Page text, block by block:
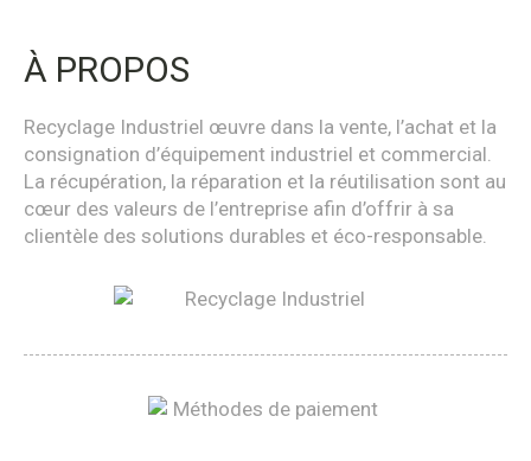
À PROPOS
Recyclage Industriel œuvre dans la vente, l’achat et la
consignation d’équipement industriel et commercial.
La récupération, la réparation et la réutilisation sont au
cœur des valeurs de l’entreprise afin d’offrir à sa
clientèle des solutions durables et éco-responsable.